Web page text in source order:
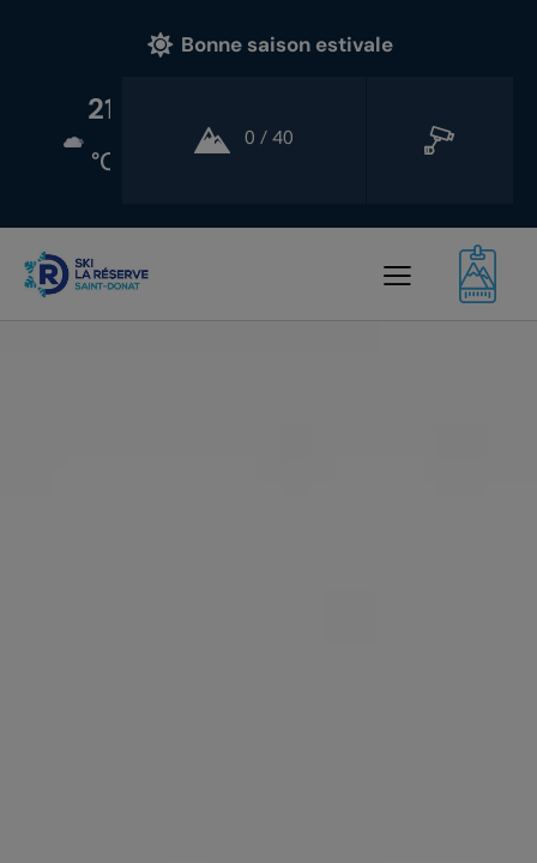
Bonne saison estivale
21
°C
0 / 40